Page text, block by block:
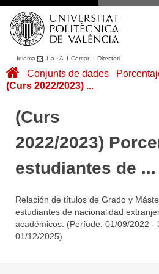
Idioma I a ·A I CercarI Directori
Conjunts de dades
Àrees
Portal de Transparència
Conjunts de dades
(Curs 2022/2023) ...
(Curs
2022/2023)
estudiantes de ...
Relación de títulos de Grado y
estudiantes de nacionalidad
académicos. (Període: 01/09/2022 -
01/12/2025)